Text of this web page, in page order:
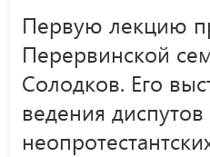
Первую лекцию
Перервинской
Солодков. Его
ведения